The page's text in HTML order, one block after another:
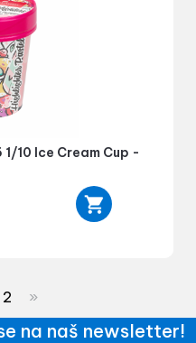
10 Ice Cream Cup -
2 »
na naš newsletter!